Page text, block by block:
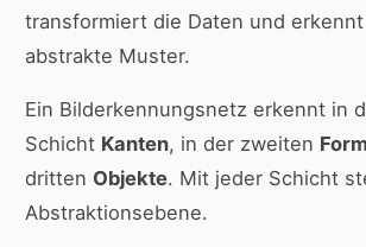
transformiert die Daten und
abstrakte Muster.
Ein Bilderkennungsnetz erkennt in
Schicht Kanten, in der zweiten
dritten Objekte. Mit jeder Schicht
Abstraktionsebene.